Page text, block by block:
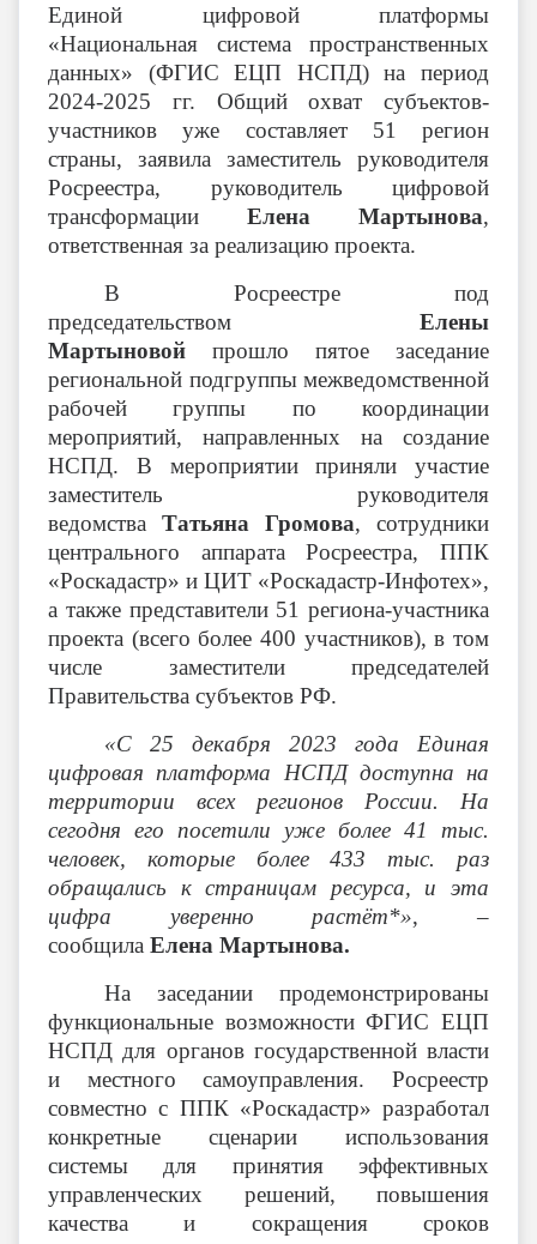
Единой цифровой платформы
«Национальная система пространственных
данных» (ФГИС ЕЦП НСПД) на период
2024-2025 гг. Общий охват субъектов-
участников уже составляет 51 регион
страны, заявила заместитель руководителя
Росреестра, руководитель цифровой
трансформации Елена Мартынова,
ответственная за реализацию проекта.
В Росреестре под
председательством Елены
Мартыновой прошло пятое заседание
региональной подгруппы межведомственной
рабочей группы по координации
мероприятий, направленных на создание
НСПД. В мероприятии приняли участие
заместитель руководителя
ведомства Татьяна Громова, сотрудники
центрального аппарата Росреестра, ППК
«Роскадастр» и ЦИТ «Роскадастр-Инфотех»,
а также представители 51 региона-участника
проекта (всего более 400 участников), в том
числе заместители председателей
Правительства субъектов РФ.
«С 25 декабря 2023 года Единая
цифровая платформа НСПД доступна на
территории всех регионов России. На
сегодня его посетили уже более 41 тыс.
человек, которые более 433 тыс. раз
обращались к страницам ресурса, и эта
цифра уверенно растёт*», –
сообщила Елена Мартынова.
На заседании продемонстрированы
функциональные возможности ФГИС ЕЦП
НСПД для органов государственной власти
и местного самоуправления. Росреестр
совместно с ППК «Роскадастр» разработал
конкретные сценарии использования
системы для принятия эффективных
управленческих решений, повышения
качества и сокращения сроков